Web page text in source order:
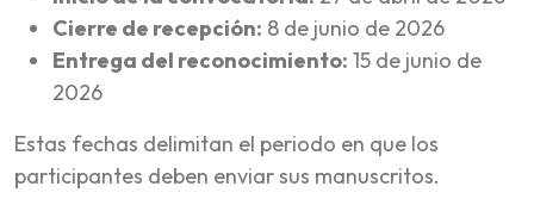
Cierre de recepción: 8 de junio de 2026
Entrega del reconocimiento: 15 de junio de
2026
Estas fechas delimitan el periodo en que los
participantes deben enviar sus manuscritos.